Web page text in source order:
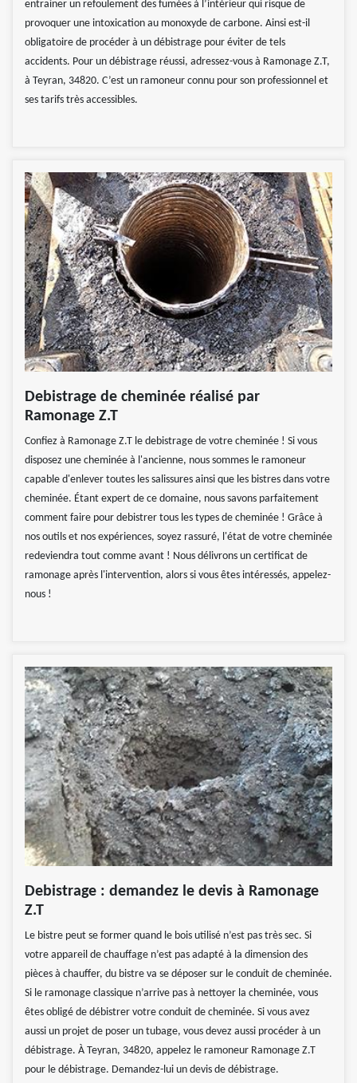
entrainer un refoulement des fumées à l’intérieur qui risque de
provoquer une intoxication au monoxyde de carbone. Ainsi est-il
obligatoire de procéder à un débistrage pour éviter de tels
accidents. Pour un débistrage réussi, adressez-vous à Ramonage Z.T,
à Teyran, 34820. C’est un ramoneur connu pour son professionnel et
ses tarifs très accessibles.
Debistrage de cheminée réalisé par
Ramonage Z.T
Confiez à Ramonage Z.T le debistrage de votre cheminée ! Si vous
disposez une cheminée à l'ancienne, nous sommes le ramoneur
capable d'enlever toutes les salissures ainsi que les bistres dans votre
cheminée. Étant expert de ce domaine, nous savons parfaitement
comment faire pour debistrer tous les types de cheminée ! Grâce à
nos outils et nos expériences, soyez rassuré, l'état de votre cheminée
redeviendra tout comme avant ! Nous délivrons un certificat de
ramonage après l'intervention, alors si vous êtes intéressés, appelez-
nous !
Debistrage : demandez le devis à Ramonage
Z.T
Le bistre peut se former quand le bois utilisé n’est pas très sec. Si
votre appareil de chauffage n’est pas adapté à la dimension des
pièces à chauffer, du bistre va se déposer sur le conduit de cheminée.
Si le ramonage classique n’arrive pas à nettoyer la cheminée, vous
êtes obligé de débistrer votre conduit de cheminée. Si vous avez
aussi un projet de poser un tubage, vous devez aussi procéder à un
débistrage. À Teyran, 34820, appelez le ramoneur Ramonage Z.T
pour le débistrage. Demandez-lui un devis de débistrage.